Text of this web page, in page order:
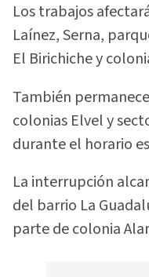
Los trabajos
Laínez, Serna,
El Birichiche y
También
colonias Elvel y
durante el horario
La interrupción
del barrio La
parte de colonia